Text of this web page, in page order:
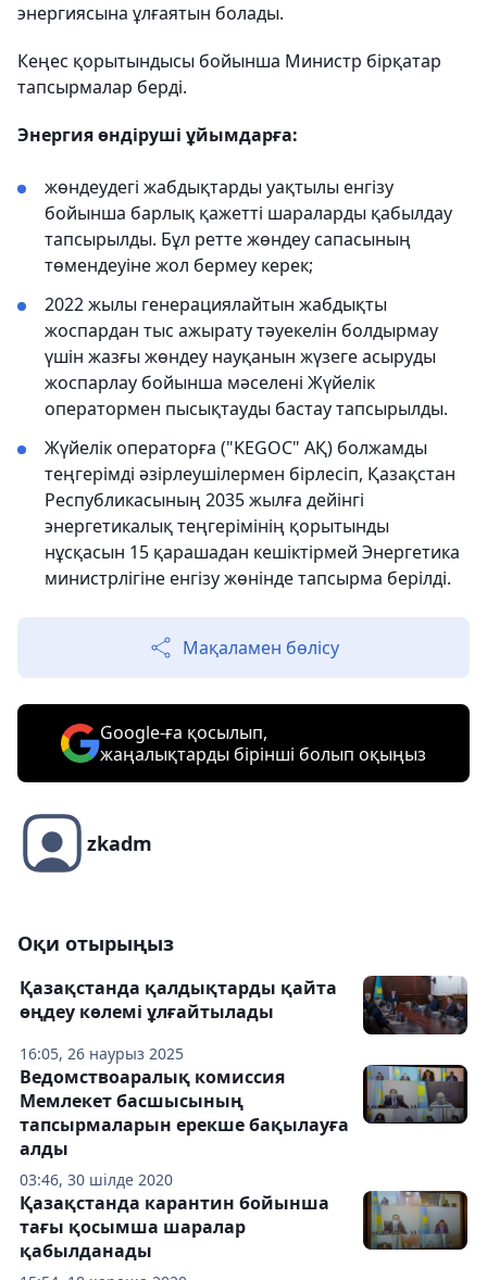
энергиясына ұлғаятын болады.
Кеңес қорытындысы бойынша Министр бірқатар
тапсырмалар берді.
Энергия өндіруші ұйымдарға:
жөндеудегі жабдықтарды уақтылы енгізу
бойынша барлық қажетті шараларды қабылдау
тапсырылды. Бұл ретте жөндеу сапасының
төмендеуіне жол бермеу керек;
2022 жылы генерациялайтын жабдықты
жоспардан тыс ажырату тәуекелін болдырмау
үшін жазғы жөндеу науқанын жүзеге асыруды
жоспарлау бойынша мәселені Жүйелік
оператормен пысықтауды бастау тапсырылды.
Жүйелік операторға ("KEGOC" АҚ) болжамды
теңгерімді әзірлеушілермен бірлесіп, Қазақстан
Республикасының 2035 жылға дейінгі
энергетикалық теңгерімінің қорытынды
нұсқасын 15 қарашадан кешіктірмей Энергетика
министрлігіне енгізу жөнінде тапсырма берілді.
Мақаламен бөлісу
Google-ға қосылып,
жаңалықтарды бірінші болып оқыңыз
zkadm
Оқи отырыңыз
16:05, 26 наурыз 2025
Қазақстанда қалдықтарды қайта
өңдеу көлемі ұлғайтылады
03:46, 30 шілде 2020
Ведомствоаралық комиссия
Мемлекет басшысының
тапсырмаларын ерекше бақылауға
алды
Қазақстанда карантин бойынша
тағы қосымша шаралар
қабылданады